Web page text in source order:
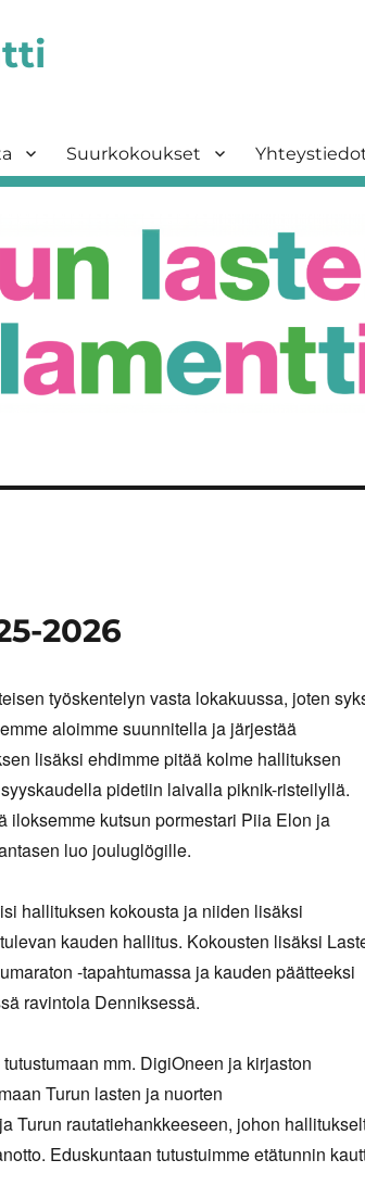
Suurkokoukset
2026
työskentelyn vasta lokakuussa, joten
aloimme suunnitella ja järjestää
lisäksi ehdimme pitää kolme hallituksen
pidetiin laivalla piknik-risteilyllä.
iloksemme kutsun pormestari Piia Elon ja
luo jouluglögille.
hallituksen kokousta ja niiden lisäksi
kauden hallitus. Kokousten lisäksi
-tapahtumassa ja kauden päätteeksi
ravintola Denniksessä.
mm. DigiOneen ja kirjaston
Turun lasten ja nuorten
Turun rautatiehankkeeseen, johon
Eduskuntaan tutustuimme etätunnin